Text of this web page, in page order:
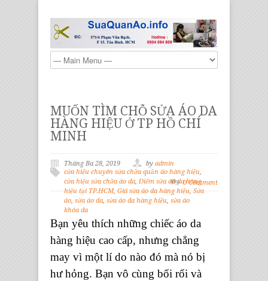
MUỐN TÌM CHỖ SỬA ÁO DA
HÀNG HIỆU Ở TP HỒ CHÍ
MINH
Tháng Ba 28, 2019 by admin
cửa hiệu chuyên sửa chữa quần áo hàng hiệu,
cửa hiệu sửa chữa áo da, Điểm sửa áo da hàng
hiệu tại TP.HCM, Giá sửa áo da hàng hiệu, Sửa
áo, sửa áo da, sửa áo da hàng hiệu, sửa áo
khóa da
0 Comment
Bạn yêu thích những chiếc áo da
hàng hiệu cao cấp, nhưng chẳng
may vì một lí do nào đó mà nó bị
hư hỏng. Bạn vô cùng bối rối và